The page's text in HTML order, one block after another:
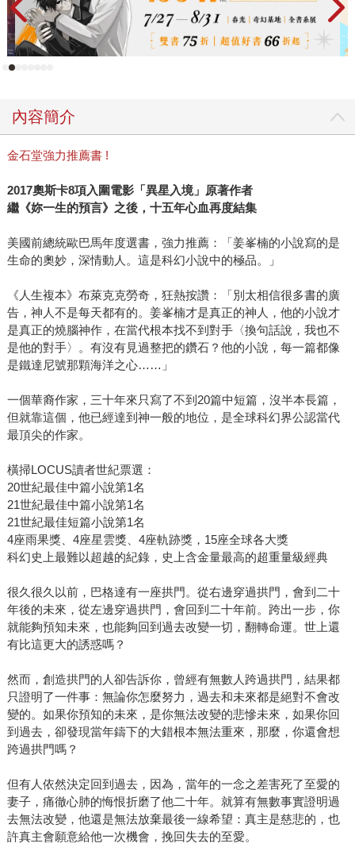
內容簡介
金石堂強力推薦書 !
2017奧斯卡8項入圍電影「異星入境」原著作者
繼《妳一生的預言》之後，十五年心血再度結集
美國前總統歐巴馬年度選書，強力推薦：「姜峯楠的小說寫的是
生命的奧妙，深情動人。這是科幻小說中的極品。」
《人生複本》布萊克克勞奇，狂熱按讚：「別太相信很多書的廣
告，神人不是每天都有的。姜峯楠才是真正的神人，他的小說才
是真正的燒腦神作，在當代根本找不到對手〈換句話說，我也不
是他的對手〉。有沒有見過整把的鑽石？他的小說，每一篇都像
是鐵達尼號那顆海洋之心……」
一個華裔作家，三十年來只寫了不到20篇中短篇，沒半本長篇，
但就靠這個，他已經達到神一般的地位，是全球科幻界公認當代
最頂尖的作家。
橫掃LOCUS讀者世紀票選：
20世紀最佳中篇小說第1名
21世紀最佳中篇小說第1名
21世紀最佳短篇小說第1名
4座雨果獎、4座星雲獎、4座軌跡獎，15座全球各大獎
科幻史上最難以超越的紀錄，史上含金量最高的超重量級經典
很久很久以前，巴格達有一座拱門。從右邊穿過拱門，會到二十
年後的未來，從左邊穿過拱門，會回到二十年前。跨出一步，你
就能夠預知未來，也能夠回到過去改變一切，翻轉命運。世上還
有比這更大的誘惑嗎？
然而，創造拱門的人卻告訴你，曾經有無數人跨過拱門，結果都
只證明了一件事：無論你怎麼努力，過去和未來都是絕對不會改
變的。如果你預知的未來，是你無法改變的悲慘未來，如果你回
到過去，卻發現當年鑄下的大錯根本無法重來，那麼，你還會想
跨過拱門嗎？
但有人依然決定回到過去，因為，當年的一念之差害死了至愛的
妻子，痛徹心肺的悔恨折磨了他二十年。就算有無數事實證明過
去無法改變，他還是無法放棄最後一線希望：真主是慈悲的，也
許真主會願意給他一次機會，挽回失去的至愛。